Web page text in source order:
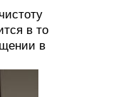
в то
в